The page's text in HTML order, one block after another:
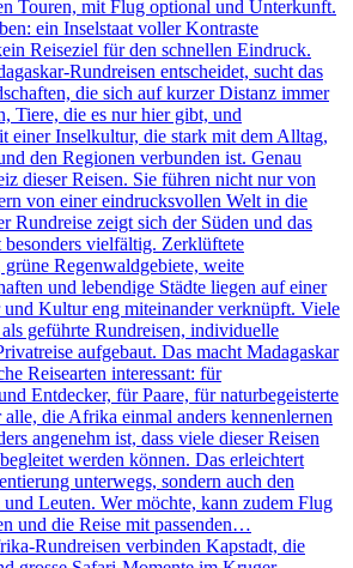
Touren, mit Flug optional und Unterkunft.
ein Inselstaat voller Kontraste
Reiseziel für den schnellen Eindruck.
Rundreisen entscheidet, sucht das
die sich auf kurzer Distanz immer
Tiere, die es nur hier gibt, und
einer Inselkultur, die stark mit dem Alltag,
den Regionen verbunden ist. Genau
dieser Reisen. Sie führen nicht nur von
von einer eindrucksvollen Welt in die
Rundreise zeigt sich der Süden und das
besonders vielfältig. Zerklüftete
Regenwaldgebiete, weite
und lebendige Städte liegen auf einer
Kultur eng miteinander verknüpft. Viele
geführte Rundreisen, individuelle
aufgebaut. Das macht Madagaskar
Reisearten interessant: für
Entdecker, für Paare, für naturbegeisterte
die Afrika einmal anders kennenlernen
angenehm ist, dass viele dieser Reisen
werden können. Das erleichtert
unterwegs, sondern auch den
Leuten. Wer möchte, kann zudem Flug
und die Reise mit passenden…
Rundreisen verbinden Kapstadt, die